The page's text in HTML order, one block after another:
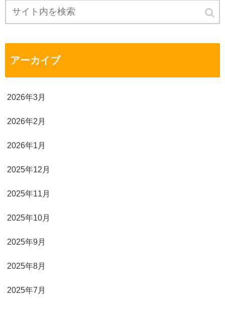
アーカイブ
2026年3月
2026年2月
2026年1月
2025年12月
2025年11月
2025年10月
2025年9月
2025年8月
2025年7月